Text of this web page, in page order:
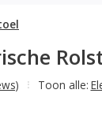
Toon alle: